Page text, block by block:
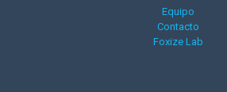
Equipo
Contacto
Foxize Lab